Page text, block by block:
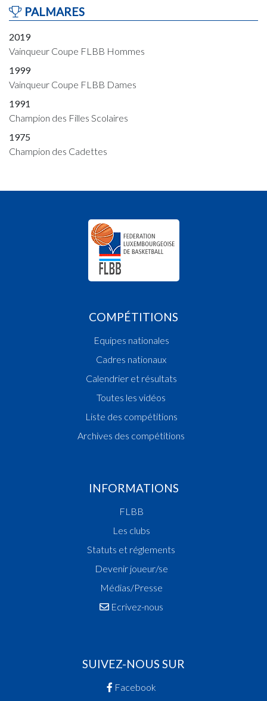
PALMARES
2019
Vainqueur Coupe FLBB Hommes
1999
Vainqueur Coupe FLBB Dames
1991
Champion des Filles Scolaires
1975
Champion des Cadettes
COMPÉTITIONS
Equipes nationales
Cadres nationaux
Calendrier et résultats
Toutes les vidéos
Liste des compétitions
Archives des compétitions
INFORMATIONS
FLBB
Les clubs
Statuts et réglements
Devenir joueur/se
Médias/Presse
Ecrivez-nous
SUIVEZ-NOUS SUR
Facebook